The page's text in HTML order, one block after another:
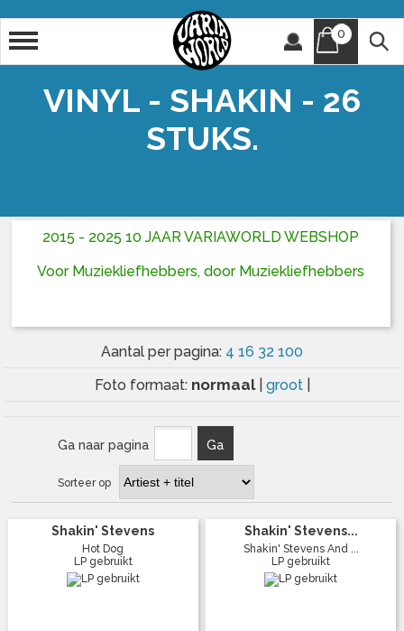
0
VINYL - SHAKIN - 26
STUKS.
2015 - 2025 10 JAAR VARIAWORLD WEBSHOP
Voor Muziekliefhebbers, door Muziekliefhebbers
Aantal per pagina: 4 16 32 100
Foto formaat: normaal groot
Ga naar pagina Ga
Sorteer op
Shakin' Stevens
Hot Dog
LP gebruikt
Shakin' Stevens...
Shakin' Stevens And ...
LP gebruikt